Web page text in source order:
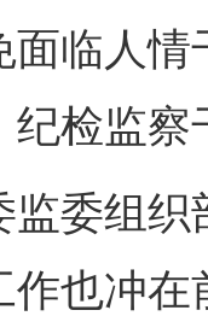
面临人
纪检监
组织
也冲在